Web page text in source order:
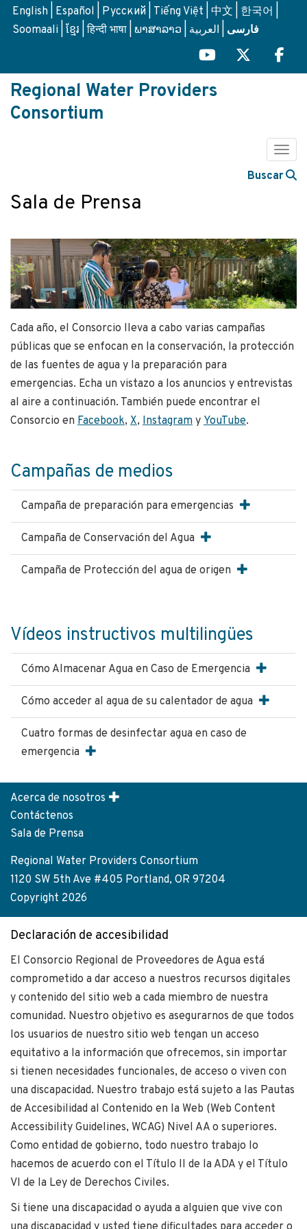
SkipEnglish Español Русский Tiếng Việt 中文
한국어
Soomaali ខ្មែរ हिन्दी भाषा ພາສາລາວ العربية فارسی
Regional Water Providers
Consortium
Buscar
Sala de Prensa
Cada año, el Consorcio lleva a cabo varias campañas
públicas que se enfocan en la conservación, la protección
de las fuentes de agua y la preparación para
emergencias. Echa un vistazo a los anuncios y entrevistas
al aire a continuación. También puede encontrar el
Consorcio en Facebook, X, Instagram y YouTube.
Campañas de medios
Campaña de preparación para emergencias
Campaña de Conservación del Agua
Campaña de Protección del agua de origen
Vídeos instructivos multilingües
Cómo Almacenar Agua en Caso de Emergencia
Cómo acceder al agua de su calentador de agua
Cuatro formas de desinfectar agua en caso de
emergencia
Footer
menu
Acerca de nosotros
Contáctenos
Sala de Prensa
Regional Water Providers Consortium
1120 SW 5th Ave #405 Portland, OR 97204
Copyright 2026
Declaración de accesibilidad
El Consorcio Regional de Proveedores de Agua está
comprometido a dar acceso a nuestros recursos digitales
y contenido del sitio web a cada miembro de nuestra
comunidad. Nuestro objetivo es asegurarnos de que todos
los usuarios de nuestro sitio web tengan un acceso
equitativo a la información que ofrecemos, sin importar
si tienen necesidades funcionales, de acceso o viven con
una discapacidad. Nuestro trabajo está sujeto a las Pautas
de Accesibilidad al Contenido en la Web (Web Content
Accessibility Guidelines, WCAG) Nivel AA o superiores.
Como entidad de gobierno, todo nuestro trabajo lo
hacemos de acuerdo con el Título II de la ADA y el Título
VI de la Ley de Derechos Civiles.
Si tiene una discapacidad o ayuda a alguien que vive con